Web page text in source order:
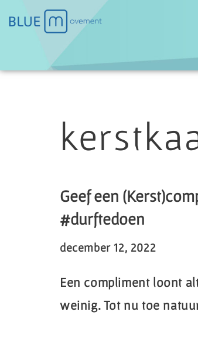
Geef een
#durftedoen
december 12, 2022
Een compliment loont
weinig. Tot nu toe